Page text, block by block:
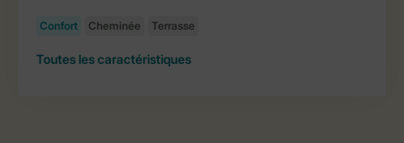
Toutes les caractéristiques